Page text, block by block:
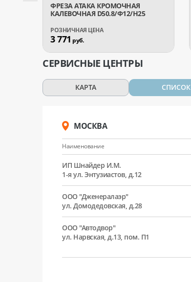
ФРЕЗА АТАКА КРОМОЧНАЯ
КАЛЕВОЧНАЯ D50.8/Ф12/H25
3 771 руб.
СЕРВИСНЫЕ ЦЕНТРЫ
КАРТА СПИСОК
МОСКВА
Наименование
ИП Шнайдер И.М.
1-я ул. Энтузиастов, д.12
ООО "Дженералаэр"
ул. Домодедовская, д.28
ООО "Автодвор"
ул. Нарвская, д.13, пом. П1